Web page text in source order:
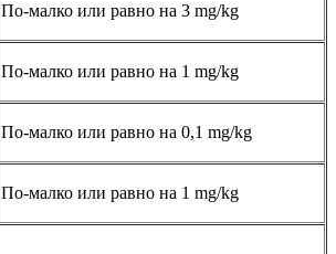
По-малко или равно на 3 mg/kg
По-малко или равно на 1 mg/kg
По-малко или равно на 0,1 mg/kg
По-малко или равно на 1 mg/kg